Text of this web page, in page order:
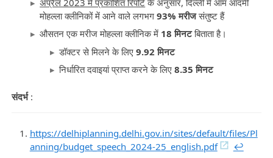
मोहल्ला क्लीनिकों में आने वाले लगभग93% मरीजसंतुष्ट हैं
औसतन एक मरीज मोहल्ला क्लीनिक में 18 मिनटबिताता है।
डॉक्टर से मिलने के लिए 9.92 मिनट
निर्धारित दवाइयां प्राप्त करने के लिए 8.35 मिनट
संदर्भ:
https://delhiplanning.delhi.gov.in/sites/default/files/Pl
anning/budget_speech_2024-25_english.pdf
↩︎